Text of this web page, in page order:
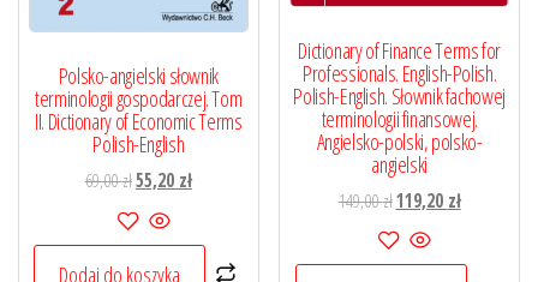
Polsko-angielski słownik
terminologii gospodarczej. Tom
II. Dictionary of Economic Terms
Polish-English
69,00złPierwotna
cena
wynosiła:
69,00 zł.
55,20 złAktualna
55,20 zł.
Dodaj do koszyka
Dictionary of Finance Terms for
Professionals. English-Polish.
Polish-English. Słownik fachowej
terminologii finansowej.
Angielsko-polski, polsko-
angielski
149,00złPierwotna
cena
wynosiła:
119,20 złAktualna